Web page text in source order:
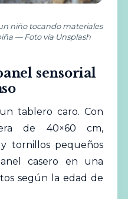
niño tocando materiales
— Foto vía Unsplash
sensorial
tablero caro. Con
de 40×60 cm,
tornillos pequeños
casero en una
según la edad de